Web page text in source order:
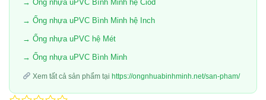
→ Ống nhựa uPVC Bình Minh hệ Ciod
→ Ống nhựa uPVC Bình Minh hệ Inch
→ Ống nhựa uPVC hệ Mét
→ Ống nhựa uPVC Bình Minh
Xem tất cả sản phẩm tại https://ongnhuabinhminh.net/san-pham/